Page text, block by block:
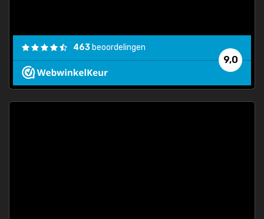
9,0
463 beoordelingen